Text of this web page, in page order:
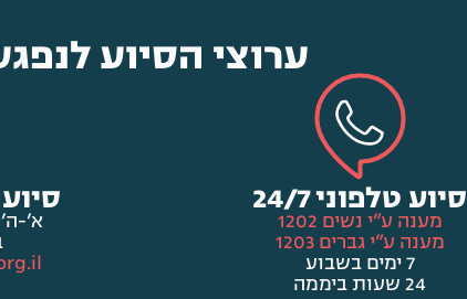
ערוצי הסיוע
סיוע טלפוני 24/7
מענה ע”י נשים 1202
מענה ע”י גברים 1203
7 ימים בשבוע
24 שעות ביממה
א’-ה’